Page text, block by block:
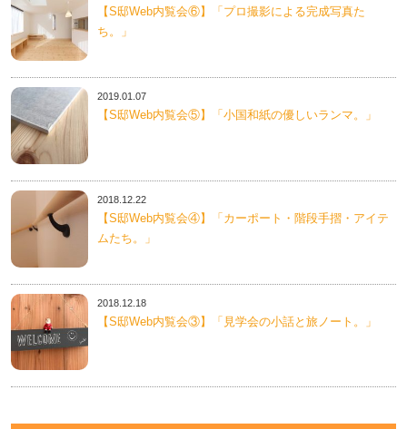
【S邸Web内覧会⑥】「プロ撮影による完成写真た
ち。」
2019.01.07
【S邸Web内覧会⑤】「小国和紙の優しいランマ。」
2018.12.22
【S邸Web内覧会④】「カーポート・階段手摺・アイテ
ムたち。」
2018.12.18
【S邸Web内覧会③】「見学会の小話と旅ノート。」